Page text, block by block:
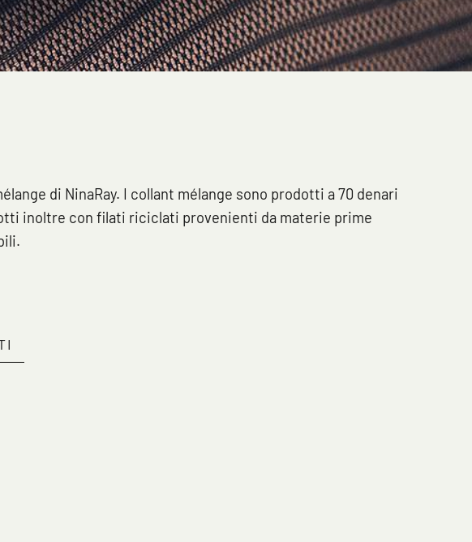
di NinaRay. I collant mélange sono prodotti a 70 denari
inoltre con filati riciclati provenienti da materie prime